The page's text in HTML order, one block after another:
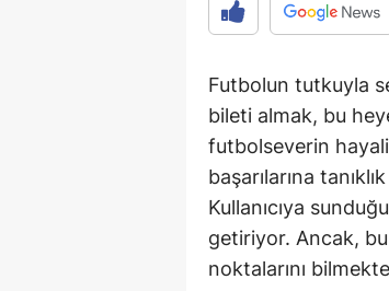
Futbolun tutkuyla
bileti almak, bu
futbolseverin
başarılarına
Kullanıcıya
getiriyor. Ancak,
noktalarını